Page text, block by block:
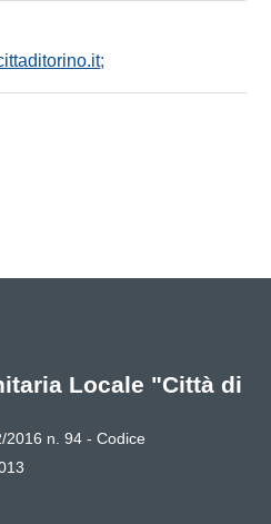
;
Locale "Città di
2016 n. 94 - Codice